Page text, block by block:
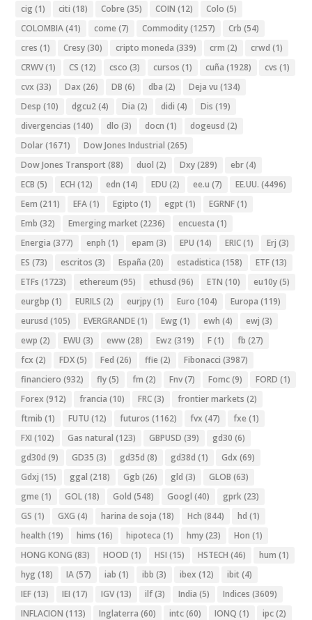
cig (1) citi (18) Cobre (35) COIN (12) Colo (5)
COLOMBIA(41) come (7) Commodity(1257) Crb (54)
cres (1) Cresy(30) cripto moneda (339) crm (2) crwd (1)
CRWV(1) CS (12) csco (3) cursos (1) cuña (1928) cvs (1)
cvx (33) Dax (26) DB (6) dba (2) Deja vu (134)
Desp (10) dgcu2(4) Dia (2) didi (4) Dis (19)
divergencias (140) dlo (3) docn (1) dogeusd (2)
Dolar(1671) Dow Jones Industrial (265)
Dow Jones Transport (88) duol (2) Dxy(289) ebr(4)
ECB (5) ECH (12) edn (14) EDU (2) ee.u (7) EE.UU. (4496)
Eem (211) EFA(1) Egipto (1) egpt (1) EGRNF(1)
Emb (32) Emerging market (2236) encuesta (1)
Energia (377) enph (1) epam (3) EPU (14) ERIC(1) Erj (3)
ES (73) escritos (3) España (20) estadistica (158) ETF(13)
ETFs (1723) ethereum (95) ethusd (96) ETN (10) eu10y(5)
eurgbp (1) EURILS (2) eurjpy(1) Euro (104) Europa (119)
eurusd (105) EVERGRANDE(1) Ewg (1) ewh (4) ewj (3)
ewp (2) EWU (3) eww(28) Ewz (319) F(1) fb (27)
fcx (2) FDX(5) Fed (26) ffie (2) Fibonacci (3987)
financiero (932) fly(5) fm (2) Fnv(7) Fomc(9) FORD (1)
Forex (912) francia (10) FRC(3) frontier markets (2)
ftmib (1) FUTU (12) futuros (1162) fvx (47) fxe (1)
FXI (102) Gas natural (123) GBPUSD (39) gd30 (6)
gd30d (9) GD35 (3) gd35d (8) gd38d (1) Gdx (69)
Gdxj (15) ggal (218) Ggb (26) gld (3) GLOB (63)
gme (1) GOL(18) Gold (548) Googl (40) gprk(23)
GS (1) GXG (4) harina de soja (18) Hch (844) hd (1)
health (19) hims (16) hipoteca (1) hmy(23) Hon (1)
HONG KONG (83) HOOD (1) HSI (15) HSTECH (46) hum (1)
hyg (18) IA(57) iab (1) ibb (3) ibex (12) ibit (4)
IEF(13) IEI (17) IGV(13) ilf(3) India (5) Indices (3609)
INFLACION (113) Inglaterra (60) intc(60) IONQ (1) ipc(2)